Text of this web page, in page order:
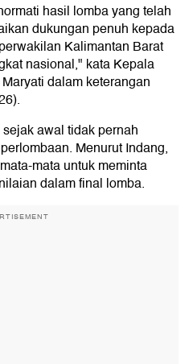
hasil lomba yang telah
dukungan penuh kepada
Kalimantan Barat
nasional," kata Kepala
dalam keterangan
awal tidak pernah
Menurut Indang,
mata untuk meminta
dalam final lomba.